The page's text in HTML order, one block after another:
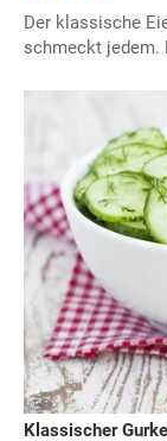
Der klassische
schmeckt jedem.
Klassischer